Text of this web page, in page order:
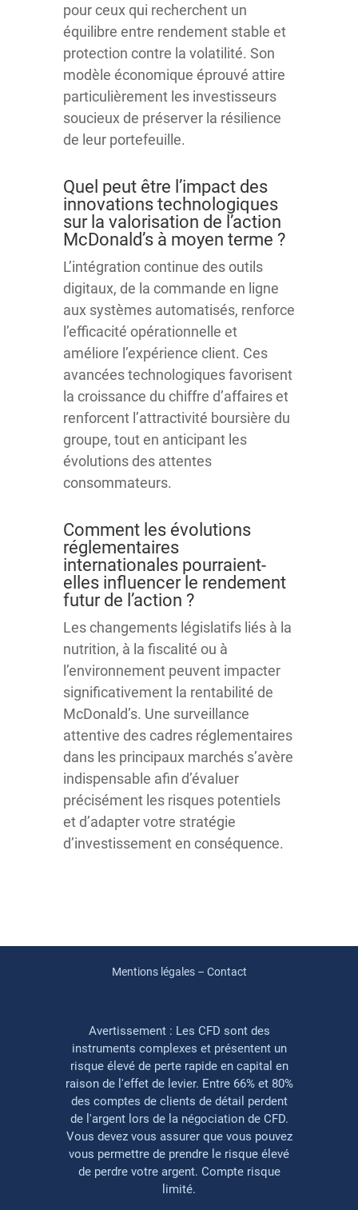
pour ceux qui recherchent un
équilibre entre rendement stable et
protection contre la volatilité. Son
modèle économique éprouvé attire
particulièrement les investisseurs
soucieux de préserver la résilience
de leur portefeuille.
Quel peut être l’impact des
innovations technologiques
sur la valorisation de l’action
McDonald’s à moyen terme ?
L’intégration continue des outils
digitaux, de la commande en ligne
aux systèmes automatisés, renforce
l’efficacité opérationnelle et
améliore l’expérience client. Ces
avancées technologiques favorisent
la croissance du chiffre d’affaires et
renforcent l’attractivité boursière du
groupe, tout en anticipant les
évolutions des attentes
consommateurs.
Comment les évolutions
réglementaires
internationales pourraient-
elles influencer le rendement
futur de l’action ?
Les changements législatifs liés à la
nutrition, à la fiscalité ou à
l’environnement peuvent impacter
significativement la rentabilité de
McDonald’s. Une surveillance
attentive des cadres réglementaires
dans les principaux marchés s’avère
indispensable afin d’évaluer
précisément les risques potentiels
et d’adapter votre stratégie
d’investissement en conséquence.
Mentions légales – Contact
Avertissement : Les CFD sont des
instruments complexes et présentent un
risque élevé de perte rapide en capital en
raison de l'effet de levier. Entre 66% et 80%
des comptes de clients de détail perdent
de l'argent lors de la négociation de CFD.
Vous devez vous assurer que vous pouvez
vous permettre de prendre le risque élevé
de perdre votre argent. Compte risque
limité.